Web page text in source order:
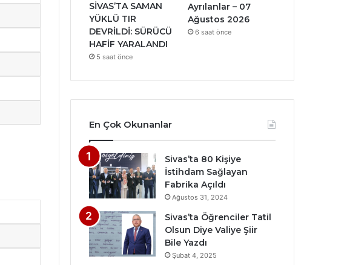
SİVAS’TA SAMAN
YÜKLÜ TIR
DEVRİLDİ: SÜRÜCÜ
HAFİF YARALANDI
5 saat önce
Ayrılanlar – 07
Ağustos 2026
6 saat önce
En Çok Okunanlar
Sivas’ta 80 Kişiye
İstihdam Sağlayan
Fabrika Açıldı
Ağustos 31, 2024
Sivas’ta Öğrenciler Tatil
Olsun Diye Valiye Şiir
Bile Yazdı
Şubat 4, 2025